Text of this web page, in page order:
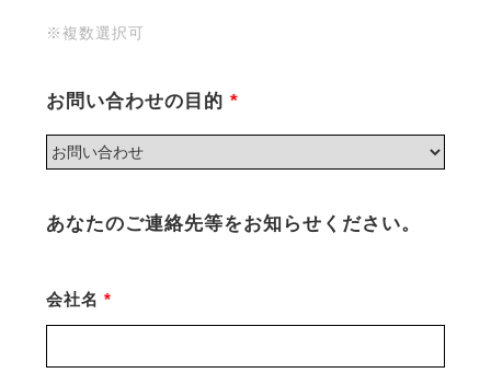
※複数選択可
お問い合わせの目的*
あなたのご連絡先等をお知らせください。
会社名*